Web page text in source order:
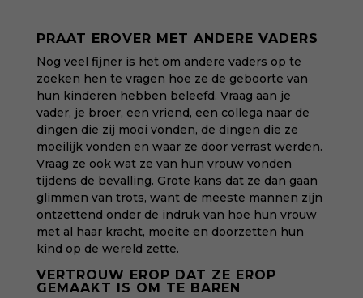
PRAAT EROVER MET ANDERE VADERS
Nog veel fijner is het om andere vaders op te
zoeken hen te vragen hoe ze de geboorte van
hun kinderen hebben beleefd. Vraag aan je
vader, je broer, een vriend, een collega naar de
dingen die zij mooi vonden, de dingen die ze
moeilijk vonden en waar ze door verrast werden.
Vraag ze ook wat ze van hun vrouw vonden
tijdens de bevalling. Grote kans dat ze dan gaan
glimmen van trots, want de meeste mannen zijn
ontzettend onder de indruk van hoe hun vrouw
met al haar kracht, moeite en doorzetten hun
kind op de wereld zette.
VERTROUW EROP DAT ZE EROP
GEMAAKT IS OM TE BAREN